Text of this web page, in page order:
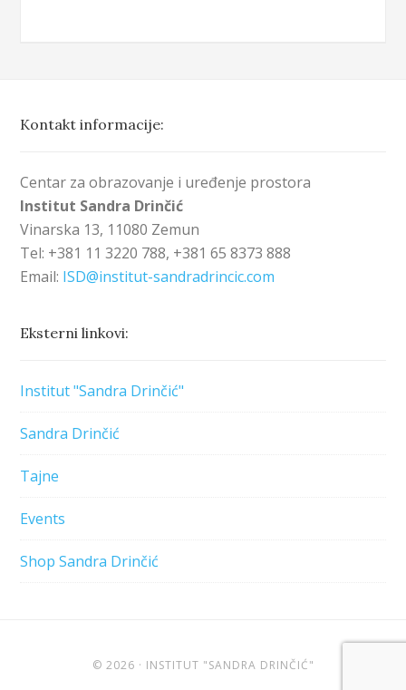
Kontakt informacije:
Centar za obrazovanje i uređenje prostora
Institut Sandra Drinčić
Vinarska 13, 11080 Zemun
Tel: +381 11 3220 788, +381 65 8373 888
Email: ISD@institut-sandradrincic.com
Eksterni linkovi:
Institut "Sandra Drinčić"
Sandra Drinčić
Tajne
Events
Shop Sandra Drinčić
© 2026 · INSTITUT "SANDRA DRINČIĆ"